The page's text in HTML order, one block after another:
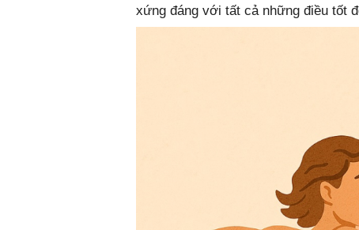
xứng đáng với tất cả những điều tốt